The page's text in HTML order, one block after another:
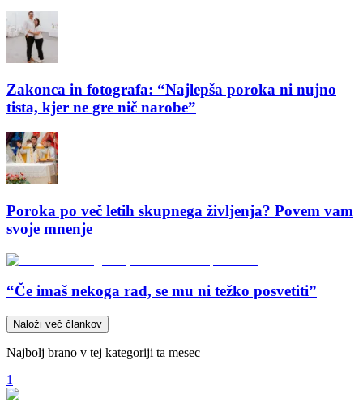
Zakonca in fotografa: “Najlepša poroka ni nujno
tista, kjer ne gre nič narobe”
Poroka po več letih skupnega življenja? Povem vam
svoje mnenje
“Če imaš nekoga rad, se mu ni težko posvetiti”
Naloži več člankov
Najbolj brano v tej kategoriji ta mesec
1